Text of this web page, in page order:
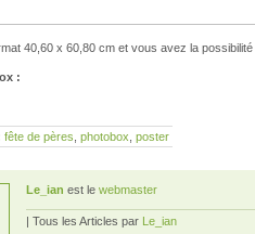
40,60 x 60,80 cm et vous avez la
:
fête de pères photobox poster
Le_ian est le webmaster
| Tous les Articles par Le_ian